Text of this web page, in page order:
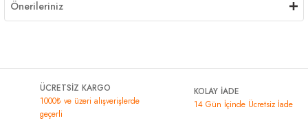
Önerileriniz
ÜCRETSİZ KARGO
1000₺ ve üzeri alışverişlerde
geçerli
KOLAY İADE
14 Gün İçinde Ücretsiz İade